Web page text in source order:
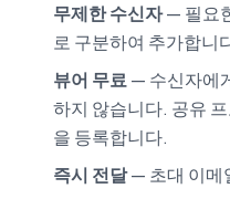
무제한 수신자— 필요
로 구분하여 추가합니
뷰어 무료— 수신자에
하지 않습니다. 공유
을 등록합니다.
즉시 전달— 초대 이메